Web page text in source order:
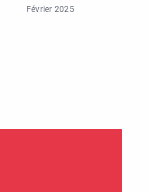
Février 2025